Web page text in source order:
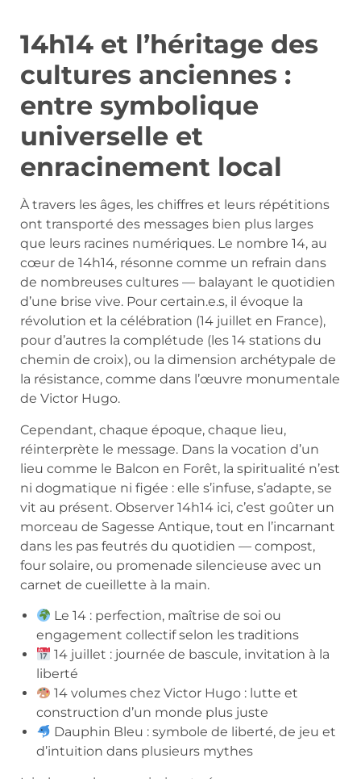
14h14 et l’héritage des
cultures anciennes :
entre symbolique
universelle et
enracinement local
À travers les âges, les chiffres et leurs répétitions
ont transporté des messages bien plus larges
que leurs racines numériques. Le nombre 14, au
cœur de 14h14, résonne comme un refrain dans
de nombreuses cultures — balayant le quotidien
d’une brise vive. Pour certain.e.s, il évoque la
révolution et la célébration (14 juillet en France),
pour d’autres la complétude (les 14 stations du
chemin de croix), ou la dimension archétypale de
la résistance, comme dans l’œuvre monumentale
de Victor Hugo.
Cependant, chaque époque, chaque lieu,
réinterprète le message. Dans la vocation d’un
lieu comme le Balcon en Forêt, la spiritualité n’est
ni dogmatique ni figée : elle s’infuse, s’adapte, se
vit au présent. Observer 14h14 ici, c’est goûter un
morceau de Sagesse Antique, tout en l’incarnant
dans les pas feutrés du quotidien — compost,
four solaire, ou promenade silencieuse avec un
carnet de cueillette à la main.
Le 14 : perfection, maîtrise de soi ou
engagement collectif selon les traditions
14 juillet : journée de bascule, invitation à la
liberté
14 volumes chez Victor Hugo : lutte et
construction d’un monde plus juste
Dauphin Bleu : symbole de liberté, de jeu et
d’intuition dans plusieurs mythes